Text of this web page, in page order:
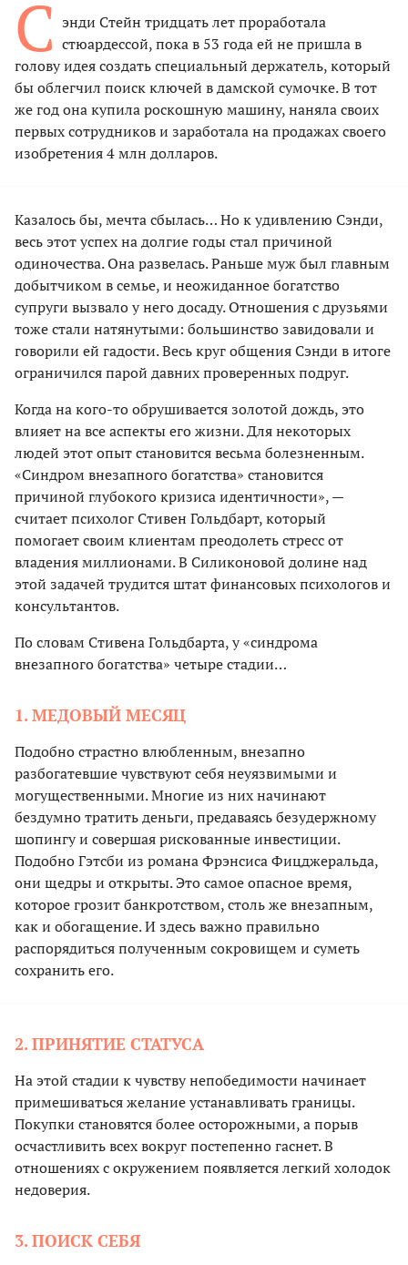
С энди Стейн тридцать лет проработала
стюардессой, пока в 53 года ей не пришла в
голову идея создать специальный держатель, который
бы облегчил поиск ключей в дамской сумочке. В тот
же год она купила роскошную машину, наняла своих
первых сотрудников и заработала на продажах своего
изобретения 4 млн долларов.
Казалось бы, мечта сбылась… Но к удивлению Сэнди,
весь этот успех на долгие годы стал причиной
одиночества. Она развелась. Раньше муж был главным
добытчиком в семье, и неожиданное богатство
супруги вызвало у него досаду. Отношения с друзьями
тоже стали натянутыми: большинство завидовали и
говорили ей гадости. Весь круг общения Сэнди в итоге
ограничился парой давних проверенных подруг.
Когда на кого-то обрушивается золотой дождь, это
влияет на все аспекты его жизни. Для некоторых
людей этот опыт становится весьма болезненным.
«Синдром внезапного богатства» становится
причиной глубокого кризиса идентичности», —
считает психолог Стивен Гольдбарт, который
помогает своим клиентам преодолеть стресс от
владения миллионами. В Силиконовой долине над
этой задачей трудится штат финансовых психологов и
консультантов.
По словам Стивена Гольдбарта, у «синдрома
внезапного богатства» четыре стадии…
1. МЕДОВЫЙ МЕСЯЦ
Подобно страстно влюбленным, внезапно
разбогатевшие чувствуют себя неуязвимыми и
могущественными. Многие из них начинают
бездумно тратить деньги, предаваясь безудержному
шопингу и совершая рискованные инвестиции.
Подобно Гэтсби из романа Фрэнсиса Фицджеральда,
они щедры и открыты. Это самое опасное время,
которое грозит банкротством, столь же внезапным,
как и обогащение. И здесь важно правильно
распорядиться полученным сокровищем и суметь
сохранить его.
2. ПРИНЯТИЕ СТАТУСА
На этой стадии к чувству непобедимости начинает
примешиваться желание устанавливать границы.
Покупки становятся более осторожными, а порыв
осчастливить всех вокруг постепенно гаснет. В
отношениях с окружением появляется легкий холодок
недоверия.
3. ПОИСК СЕБЯ